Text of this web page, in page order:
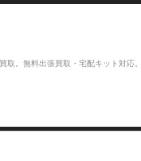
。無料出張買取・宅配キット対応。